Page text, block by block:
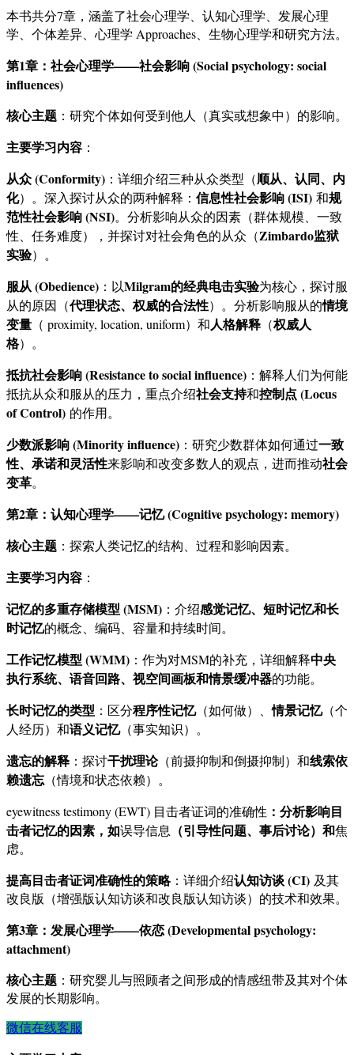
本书共分7章，涵盖了社会心理学、认知心理学、发展心理
学、个体差异、心理学 Approaches、生物心理学和研究方法。
第1章：社会心理学——社会影响 (Social psychology: social
influences)
核心主题 ：研究个体如何受到他人（真实或想象中）的影响。
主要学习内容 ：
从众 (Conformity) ：详细介绍三种从众类型（顺从、认同、内
化）。深入探讨从众的两种解释： 信息性社会影响 (ISI) 和规
范性社会影响 (NSI)。分析影响从众的因素（群体规模、一致
性、任务难度），并探讨对社会角色的从众（Zimbardo监狱
实验）。
服从 (Obedience) ：以Milgram的经典电击实验为核心，探讨服
从的原因（代理状态、权威的合法性）。分析影响服从的情境
变量 （ proximity, location, uniform）和人格解释 （权威人
格）。
抵抗社会影响 (Resistance to social influence) ：解释人们为何能
抵抗从众和服从的压力，重点介绍社会支持和控制点 (Locus
of Control) 的作用。
少数派影响 (Minority influence) ：研究少数群体如何通过一致
性、承诺和灵活性来影响和改变多数人的观点，进而推动社会
变革。
第2章：认知心理学——记忆 (Cognitive psychology: memory)
核心主题 ：探索人类记忆的结构、过程和影响因素。
主要学习内容 ：
记忆的多重存储模型 (MSM) ：介绍感觉记忆、短时记忆和长
时记忆的概念、编码、容量和持续时间。
工作记忆模型 (WMM) ：作为对MSM的补充，详细解释中央
执行系统、语音回路、视空间画板和情景缓冲器的功能。
长时记忆的类型 ：区分程序性记忆（如何做）、情景记忆（个
人经历）和语义记忆（事实知识）。
遗忘的解释 ：探讨干扰理论（前摄抑制和倒摄抑制）和线索依
赖遗忘 （情境和状态依赖）。
eyewitness testimony (EWT) 目击者证词的准确性 ：分析影响目
击者记忆的因素，如误导信息 （引导性问题、事后讨论）和焦
虑。
提高目击者证词准确性的策略：详细介绍认知访谈 (CI) 及其
改良版（增强版认知访谈和改良版认知访谈）的技术和效果。
第3章：发展心理学——依恋 (Developmental psychology:
attachment)
核心主题 ：研究婴儿与照顾者之间形成的情感纽带及其对个体
发展的长期影响。
微信在线客服